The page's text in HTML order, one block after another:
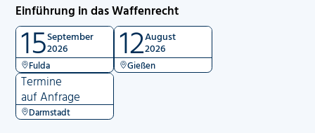
Einführung in das Waffenrecht
15September
2026
Fulda 12August
2026
Gießen
Termine
auf Anfrage
Darmstadt